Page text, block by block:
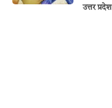
उत्तर प्रदेश